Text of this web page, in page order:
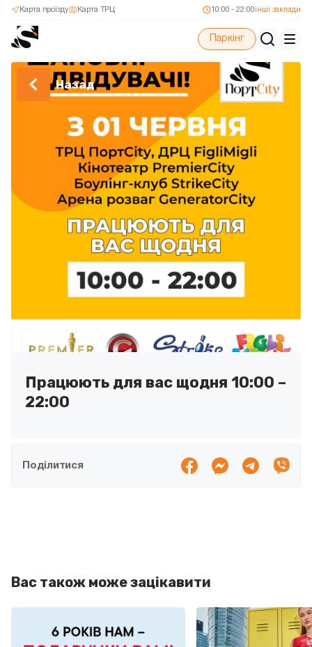
Карта ТРЦ
Карта проїзду 10:00 - 22:00 інші заклади
Паркінг
Назад
Працюють для вас щодня 10:00 –
22:00
Поділитися
Вас також може зацікавити